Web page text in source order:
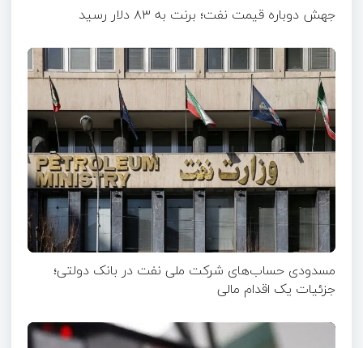
جهش دوباره قیمت نفت؛ برنت به ۸۳ دلار رسید
مسدودی حساب‌های شرکت ملی نفت در بانک دولتی؛
جزئیات یک اقدام مالی